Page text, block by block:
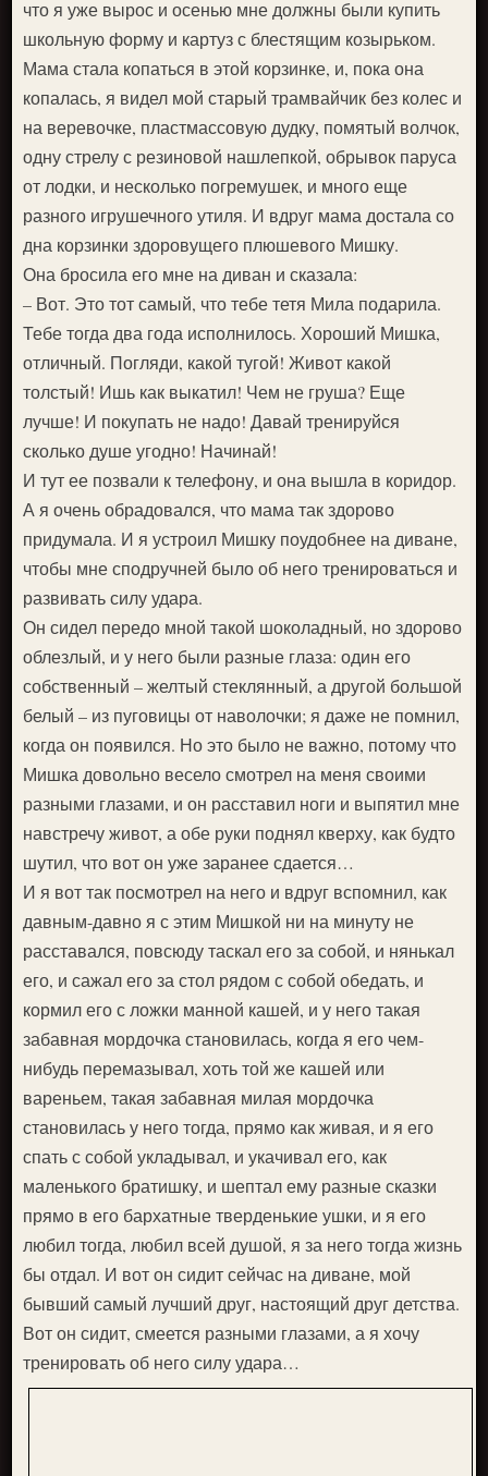
что я уже вырос и осенью мне должны были купить
школьную форму и картуз с блестящим козырьком.
Мама стала копаться в этой корзинке, и, пока она
копалась, я видел мой старый трамвайчик без колес и
на веревочке, пластмассовую дудку, помятый волчок,
одну стрелу с резиновой нашлепкой, обрывок паруса
от лодки, и несколько погремушек, и много еще
разного игрушечного утиля. И вдруг мама достала со
дна корзинки здоровущего плюшевого Мишку.
Она бросила его мне на диван и сказала:
– Вот. Это тот самый, что тебе тетя Мила подарила.
Тебе тогда два года исполнилось. Хороший Мишка,
отличный. Погляди, какой тугой! Живот какой
толстый! Ишь как выкатил! Чем не груша? Еще
лучше! И покупать не надо! Давай тренируйся
сколько душе угодно! Начинай!
И тут ее позвали к телефону, и она вышла в коридор.
А я очень обрадовался, что мама так здорово
придумала. И я устроил Мишку поудобнее на диване,
чтобы мне сподручней было об него тренироваться и
развивать силу удара.
Он сидел передо мной такой шоколадный, но здорово
облезлый, и у него были разные глаза: один его
собственный – желтый стеклянный, а другой большой
белый – из пуговицы от наволочки; я даже не помнил,
когда он появился. Но это было не важно, потому что
Мишка довольно весело смотрел на меня своими
разными глазами, и он расставил ноги и выпятил мне
навстречу живот, а обе руки поднял кверху, как будто
шутил, что вот он уже заранее сдается…
И я вот так посмотрел на него и вдруг вспомнил, как
давным-давно я с этим Мишкой ни на минуту не
расставался, повсюду таскал его за собой, и нянькал
его, и сажал его за стол рядом с собой обедать, и
кормил его с ложки манной кашей, и у него такая
забавная мордочка становилась, когда я его чем-
нибудь перемазывал, хоть той же кашей или
вареньем, такая забавная милая мордочка
становилась у него тогда, прямо как живая, и я его
спать с собой укладывал, и укачивал его, как
маленького братишку, и шептал ему разные сказки
прямо в его бархатные тверденькие ушки, и я его
любил тогда, любил всей душой, я за него тогда жизнь
бы отдал. И вот он сидит сейчас на диване, мой
бывший самый лучший друг, настоящий друг детства.
Вот он сидит, смеется разными глазами, а я хочу
тренировать об него силу удара…